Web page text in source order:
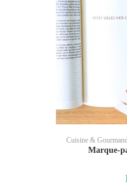
Cuisine &
Marque-